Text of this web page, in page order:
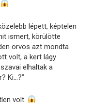
lépett, képtelen
ismert, körülötte
orvos azt mondta
volt, a kert lágy
elhaltak a
Ki…?”
volt.